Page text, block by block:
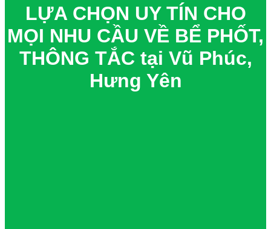
LỰA CHỌN UY TÍN CHO
MỌI NHU CẦU VỀ BỂ PHỐT,
THÔNG TẮC tại Vũ Phúc,
Hưng Yên